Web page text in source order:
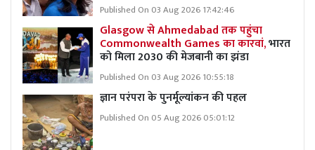
Published On 03 Aug 2026 17:42:46
Glasgow से Ahmedabad तक पहुंचा
Commonwealth Games का कारवां,भारत
को मिला 2030 की मेजबानी का झंडा
Published On 03 Aug 2026 10:55:18
ज्ञान परंपरा के पुनर्मूल्यांकन की पहल
Published On 05 Aug 2026 05:01:12